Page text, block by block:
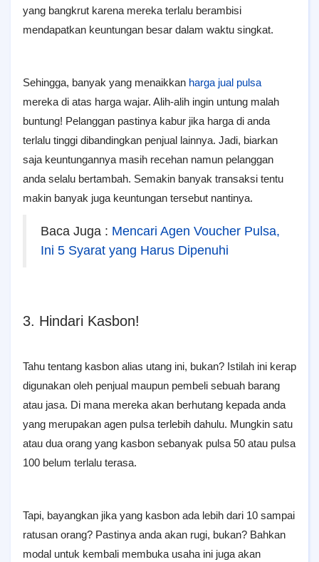
yang bangkrut karena mereka terlalu berambisi
mendapatkan keuntungan besar dalam waktu singkat.
Sehingga, banyak yang menaikkan harga jual pulsa
mereka di atas harga wajar. Alih-alih ingin untung malah
buntung! Pelanggan pastinya kabur jika harga di anda
terlalu tinggi dibandingkan penjual lainnya. Jadi, biarkan
saja keuntungannya masih recehan namun pelanggan
anda selalu bertambah. Semakin banyak transaksi tentu
makin banyak juga keuntungan tersebut nantinya.
Baca Juga : Mencari Agen Voucher Pulsa,
Ini 5 Syarat yang Harus Dipenuhi
3. Hindari Kasbon!
Tahu tentang kasbon alias utang ini, bukan? Istilah ini kerap
digunakan oleh penjual maupun pembeli sebuah barang
atau jasa. Di mana mereka akan berhutang kepada anda
yang merupakan agen pulsa terlebih dahulu. Mungkin satu
atau dua orang yang kasbon sebanyak pulsa 50 atau pulsa
100 belum terlalu terasa.
Tapi, bayangkan jika yang kasbon ada lebih dari 10 sampai
ratusan orang? Pastinya anda akan rugi, bukan? Bahkan
modal untuk kembali membuka usaha ini juga akan